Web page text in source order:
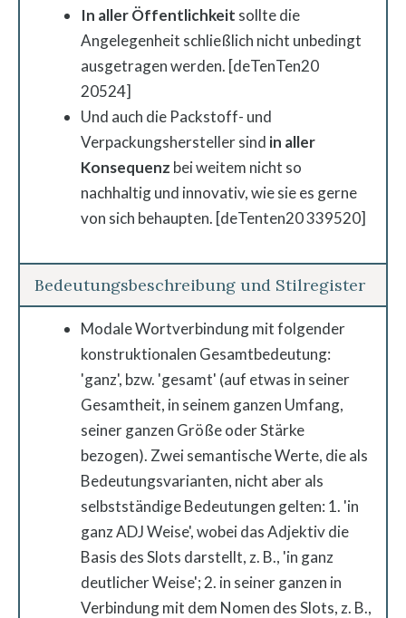
In aller Öffentlichkeit sollte die
Angelegenheit schließlich nicht unbedingt
ausgetragen werden. [deTenTen20
20524]
Und auch die Packstoff- und
Verpackungshersteller sind in aller
Konsequenz bei weitem nicht so
nachhaltig und innovativ, wie sie es gerne
von sich behaupten. [deTenten20 339520]
Bedeutungsbeschreibung und Stilregister
Modale Wortverbindung mit folgender
konstruktionalen Gesamtbedeutung:
'ganz', bzw. 'gesamt' (auf etwas in seiner
Gesamtheit, in seinem ganzen Umfang,
seiner ganzen Größe oder Stärke
bezogen). Zwei semantische Werte, die als
Bedeutungsvarianten, nicht aber als
selbstständige Bedeutungen gelten: 1. 'in
ganz ADJ Weise', wobei das Adjektiv die
Basis des Slots darstellt, z. B., 'in ganz
deutlicher Weise'; 2. in seiner ganzen in
Verbindung mit dem Nomen des Slots, z. B.,